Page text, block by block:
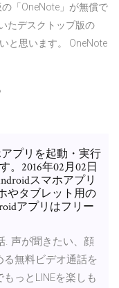
「OneNote」が無償で
たデスクトップ版の
と思います。 OneNote
プリを起動・実行
。2016年02月02日
スマホアプリ
やタブレット用の
アプリはフリー
. 声が聞きたい、顔
る無料ビデオ通話を
っとLINEを楽しも